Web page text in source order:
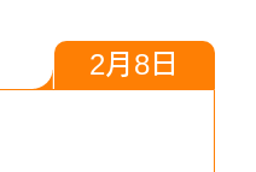
2月 8 日